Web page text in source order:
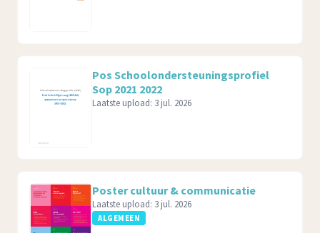
Pos Schoolondersteuningsprofiel
Sop 2021 2022
Laatste upload: 3 jul. 2026
Poster cultuur & communicatie
Laatste upload: 3 jul. 2026
ALGEMEEN